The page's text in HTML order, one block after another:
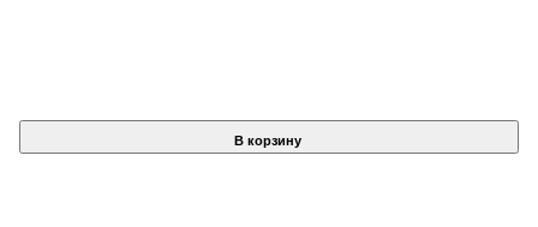
В корзину